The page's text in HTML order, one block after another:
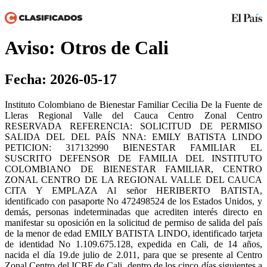
Aviso: Otros de Cali
Fecha: 2026-05-17
Instituto Colombiano de Bienestar Familiar Cecilia De la Fuente de
Lleras Regional Valle del Cauca Centro Zonal Centro
RESERVADA REFERENCIA: SOLICITUD DE PERMISO
SALIDA DEL DEL PAÍS NNA: EMILY BATISTA LINDO
PETICION: 317132990 BIENESTAR FAMILIAR EL
SUSCRITO DEFENSOR DE FAMILIA DEL INSTITUTO
COLOMBIANO DE BIENESTAR FAMILIAR, CENTRO
ZONAL CENTRO DE LA REGIONAL VALLE DEL CAUCA
CITA Y EMPLAZA Al señor HERIBERTO BATISTA,
identificado con pasaporte No 472498524 de los Estados Unidos, y
demás, personas indeterminadas que acrediten interés directo en
manifestar su oposición en la solicitud de permiso de salida del país
de la menor de edad EMILY BATISTA LINDO, identificado tarjeta
de identidad No 1.109.675.128, expedida en Cali, de 14 años,
nacida el día 19.de julio de 2.011, para que se presente al Centro